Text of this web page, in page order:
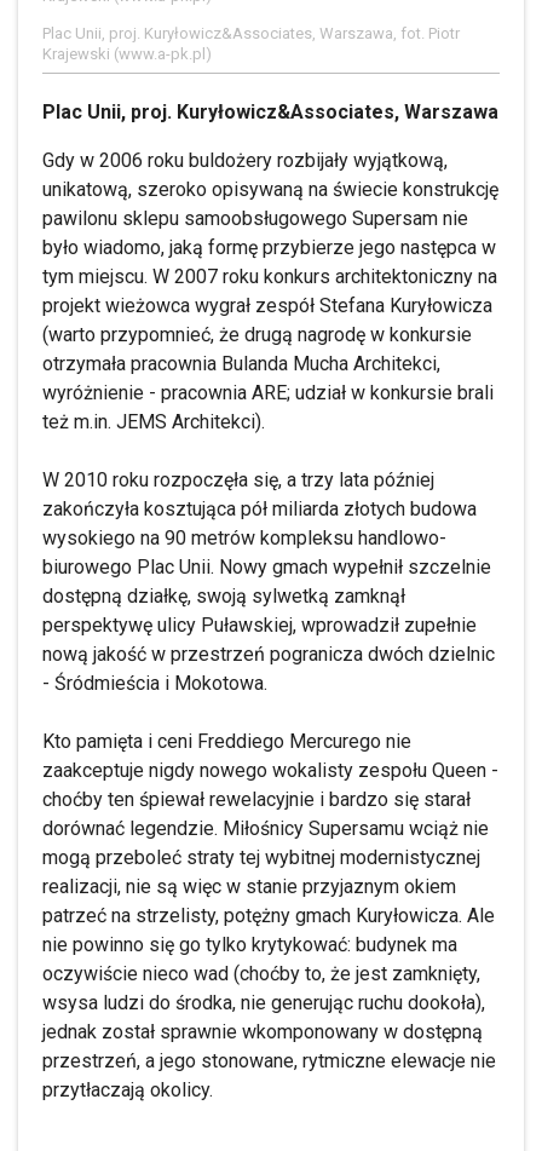
Plac Unii, proj. Kuryłowicz&Associates, Warszawa, fot. Piotr
Krajewski (www.a-pk.pl)
Plac Unii, proj. Kuryłowicz&Associates, Warszawa
Gdy w 2006 roku buldożery rozbijały wyjątkową,
unikatową, szeroko opisywaną na świecie konstrukcję
pawilonu sklepu samoobsługowego Supersam nie
było wiadomo, jaką formę przybierze jego następca w
tym miejscu. W 2007 roku konkurs architektoniczny na
projekt wieżowca wygrał zespół Stefana Kuryłowicza
(warto przypomnieć, że drugą nagrodę w konkursie
otrzymała pracownia Bulanda Mucha Architekci,
wyróżnienie - pracownia ARE; udział w konkursie brali
też m.in. JEMS Architekci).
W 2010 roku rozpoczęła się, a trzy lata później
zakończyła kosztująca pół miliarda złotych budowa
wysokiego na 90 metrów kompleksu handlowo-
biurowego Plac Unii. Nowy gmach wypełnił szczelnie
dostępną działkę, swoją sylwetką zamknął
perspektywę ulicy Puławskiej, wprowadził zupełnie
nową jakość w przestrzeń pogranicza dwóch dzielnic
- Śródmieścia i Mokotowa.
Kto pamięta i ceni Freddiego Mercurego nie
zaakceptuje nigdy nowego wokalisty zespołu Queen -
choćby ten śpiewał rewelacyjnie i bardzo się starał
dorównać legendzie. Miłośnicy Supersamu wciąż nie
mogą przeboleć straty tej wybitnej modernistycznej
realizacji, nie są więc w stanie przyjaznym okiem
patrzeć na strzelisty, potężny gmach Kuryłowicza. Ale
nie powinno się go tylko krytykować: budynek ma
oczywiście nieco wad (choćby to, że jest zamknięty,
wsysa ludzi do środka, nie generując ruchu dookoła),
jednak został sprawnie wkomponowany w dostępną
przestrzeń, a jego stonowane, rytmiczne elewacje nie
przytłaczają okolicy.